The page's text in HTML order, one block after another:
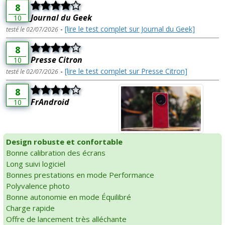
8
10 Journal du Geek
testé le 02/07/2026 - [lire le test complet sur Journal du Geek]
8
10 Presse Citron
testé le 02/07/2026 - [lire le test complet sur Presse Citron]
8
10 FrAndroid
Design robuste et confortable
Bonne calibration des écrans
Long suivi logiciel
Bonnes prestations en mode Performance
Polyvalence photo
Bonne autonomie en mode Équilibré
Charge rapide
Offre de lancement très alléchante